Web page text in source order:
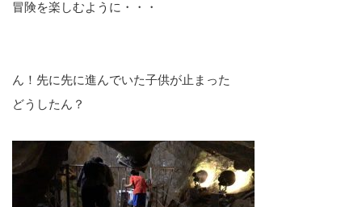
冒険を楽しむように・・・
ん！先に先に進んでいた子供が止まった
どうしたん？